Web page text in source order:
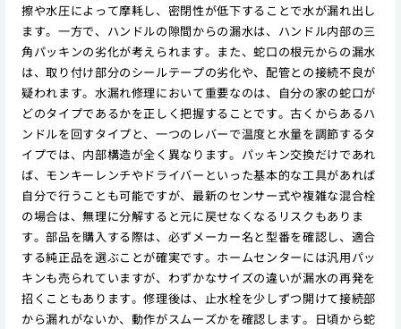
擦や水圧によって摩耗し、密閉性が低下することで水が漏れ出し
ます。一方で、ハンドルの隙間からの漏水は、ハンドル内部の三
角パッキンの劣化が考えられます。また、蛇口の根元からの漏水
は、取り付け部分のシールテープの劣化や、配管との接続不良が
疑われます。水漏れ修理において重要なのは、自分の家の蛇口が
どのタイプであるかを正しく把握することです。古くからあるハ
ンドルを回すタイプと、一つのレバーで温度と水量を調節するタ
イプでは、内部構造が全く異なります。パッキン交換だけであれ
ば、モンキーレンチやドライバーといった基本的な工具があれば
自分で行うことも可能ですが、最新のセンサー式や複雑な混合栓
の場合は、無理に分解すると元に戻せなくなるリスクもありま
す。部品を購入する際は、必ずメーカー名と型番を確認し、適合
する純正品を選ぶことが確実です。ホームセンターには汎用パッ
キンも売られていますが、わずかなサイズの違いが漏水の再発を
招くこともあります。修理後は、止水栓を少しずつ開けて接続部
から漏れがないか、動作がスムーズかを確認します。日頃から蛇